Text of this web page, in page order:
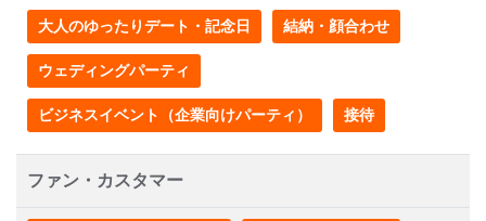
大人のゆったりデート・記念日 結納・顔合わせ
ウェディングパーティ
ビジネスイベント（企業向けパーティ） 接待
ファン・カスタマー